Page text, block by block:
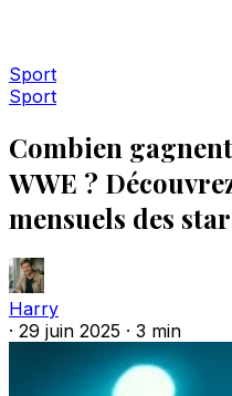
Sport
Sport
Combien
WWE ?
mensuels des
Harry
· 29 juin 2025 · 3 min